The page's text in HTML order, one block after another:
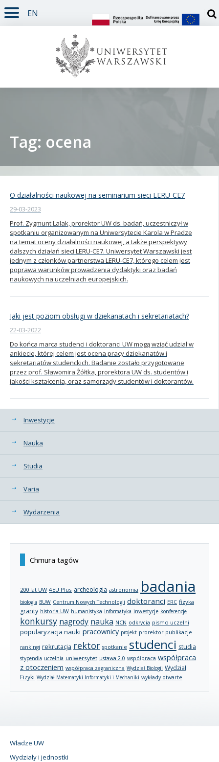
TREŚĆ STRONY
MENU GŁÓWNE
WYSZUKIWARKA
SOCIAL MEDIA
STOPKA STRONY
EN
Student
Pracownik
Kandydat
Absolwent
Tag: ocena
O działalności naukowej na seminarium sieci LERU-CE7
29-03-2023
Prof. Zygmunt Lalak, prorektor UW ds. badań, uczestniczył w
spotkaniu organizowanym na Uniwersytecie Karola w Pradze
na temat oceny działalności naukowej, a także perspektywy
dalszych działań sieci LERU-CE7. Uniwersytet Warszawski jest
jednym z członków partnerstwa LERU-CE7, którego celem jest
poprawa warunków prowadzenia dydaktyki oraz badań
naukowych na uczelniach europejskich.
Jaki jest poziom obsługi w dziekanatach i sekretariatach?
22-03-2022
Do końca marca studenci i doktoranci UW mogą wziąć udział w
ankiecie, której celem jest ocena pracy dziekanatów i
sekretariatów studenckich. Badanie zostało przygotowane
przez prof. Sławomira Żółtka, prorektora UW ds. studentów i
jakości kształcenia, oraz samorządy studentów i doktorantów.
Kategorie
Inwestycje
Nauka
Studia
Varia
Wydarzenia
Chmura tagów
200 lat UW 4EU Plus archeologia astronomia badania
biologia BUW Centrum Nowych Technologii doktoranci ERC fizyka
granty historia UW humanistyka informatyka inwestycje konferencje
konkursy nagrody nauka NCN odkrycia pismo uczelni
popularyzacja nauki pracownicy projekt prorektor publikacje
rankingi rekrutacja rektor spotkanie studenci studia
stypendia uczelnia uniwersytet ustawa 2.0 współpraca współpraca
z otoczeniem współpraca zagraniczna Wydział Biologii Wydział
Fizyki Wydział Matematyki Informatyki i Mechaniki wykłady otwarte
Władze UW
Wydziały i jednostki